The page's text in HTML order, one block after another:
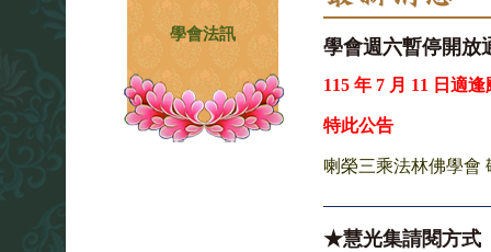
學會法訊
學會週六暫停開放
115 年 7 月 11 日適逢
特此公告
喇榮三乘法林佛學會
★慧光集請閱方式